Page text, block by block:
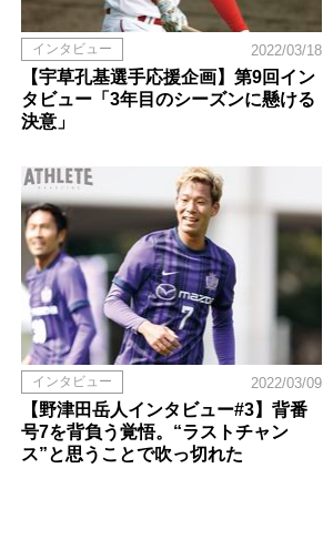
インタビュー 2022/03/18
【宇草孔基選手応援企画】第9回イン
タビュー「3年目のシーズンに懸ける
決意」
インタビュー 2022/03/09
【野津田岳人インタビュー#3】背番
号7を背負う覚悟。“ラストチャン
ス”と思うことで吹っ切れた